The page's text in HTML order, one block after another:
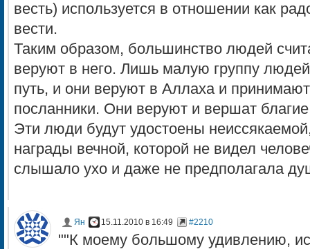
весть) используется в отношении как
вести.
Таким образом, большинство людей
веруют в него. Лишь малую группу
путь, и они веруют в Аллаха и
посланники. Они веруют и вершат
Эти люди будут удостоены
награды вечной, которой не видел
слышало ухо и даже не предполагала
Ян 15.11.2010 в 16:49 #2210
""К моему большому удивлению,